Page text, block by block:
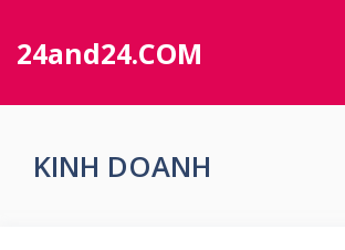
đến
nội24and24.COM
KINH DOANH